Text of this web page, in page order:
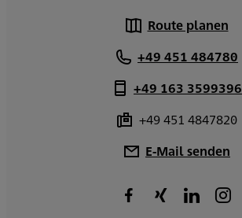
Route planen
+49 451 484780
+49 163 3599396
+49 451 4847820
E-Mail senden